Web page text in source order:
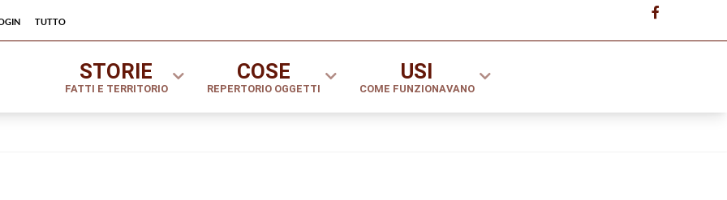
tutto
STORIE
FATTI E TERRITORIO
COSE
REPERTORIO OGGETTI
USI
COME FUNZIONAVANO